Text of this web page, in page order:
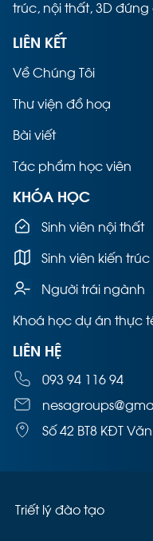
trúc, nội thất, 3D
LIÊN KẾT
Về Chúng Tôi
Thư viện đồ hoạ
Bài viết
Tác phẩm học viên
KHÓA HỌC
Sinh viên nội thất
Sinh viên kiến
Người trái ngành
Khoá học dự án thực
LIÊN HỆ
093 94 116 94
Số 42 BT8 KĐT
Triết lý đào tạo